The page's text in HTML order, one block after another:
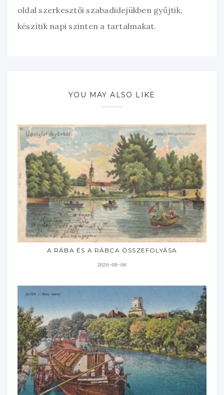
oldal szerkesztői szabadidejükben gyűjtik,
készítik napi szinten a tartalmakat.
YOU MAY ALSO LIKE
A RÁBA ÉS A RÁBCA ÖSSZEFOLYÁSA
2026-08-06